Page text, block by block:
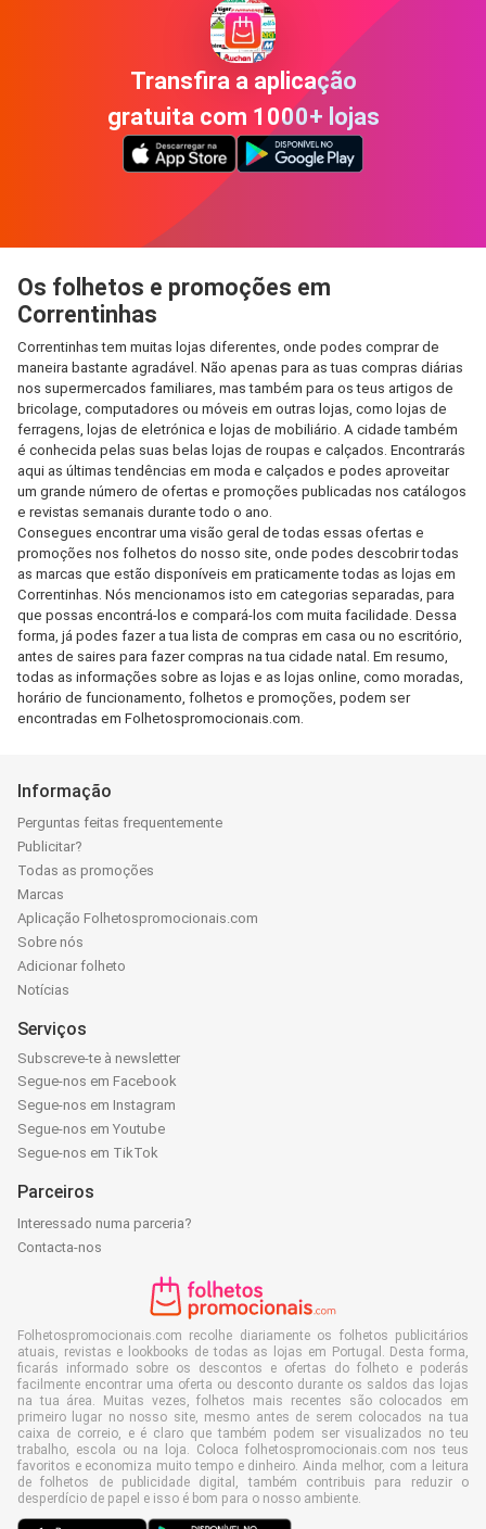
Transfira a aplicação
gratuita com 1000+ lojas
Os folhetos e promoções em
Correntinhas
Correntinhas tem muitas lojas diferentes, onde podes comprar de
maneira bastante agradável. Não apenas para as tuas compras diárias
nos supermercados familiares, mas também para os teus artigos de
bricolage, computadores ou móveis em outras lojas, como lojas de
ferragens, lojas de eletrónica e lojas de mobiliário. A cidade também
é conhecida pelas suas belas lojas de roupas e calçados. Encontrarás
aqui as últimas tendências em moda e calçados e podes aproveitar
um grande número de ofertas e promoções publicadas nos catálogos
e revistas semanais durante todo o ano.
Consegues encontrar uma visão geral de todas essas ofertas e
promoções nos folhetos do nosso site, onde podes descobrir todas
as marcas que estão disponíveis em praticamente todas as lojas em
Correntinhas. Nós mencionamos isto em categorias separadas, para
que possas encontrá-los e compará-los com muita facilidade. Dessa
forma, já podes fazer a tua lista de compras em casa ou no escritório,
antes de saires para fazer compras na tua cidade natal. Em resumo,
todas as informações sobre as lojas e as lojas online, como moradas,
horário de funcionamento, folhetos e promoções, podem ser
encontradas em Folhetospromocionais.com.
Informação
Perguntas feitas frequentemente
Publicitar?
Todas as promoções
Marcas
Aplicação Folhetospromocionais.com
Sobre nós
Adicionar folheto
Notícias
Serviços
Subscreve-te à newsletter
Segue-nos em Facebook
Segue-nos em Instagram
Segue-nos em Youtube
Segue-nos em TikTok
Parceiros
Interessado numa parceria?
Contacta-nos
Folhetospromocionais.com recolhe diariamente os folhetos publicitários
atuais, revistas e lookbooks de todas as lojas em Portugal. Desta forma,
ficarás informado sobre os descontos e ofertas do folheto e poderás
facilmente encontrar uma oferta ou desconto durante os saldos das lojas
na tua área. Muitas vezes, folhetos mais recentes são colocados em
primeiro lugar no nosso site, mesmo antes de serem colocados na tua
caixa de correio, e é claro que também podem ser visualizados no teu
trabalho, escola ou na loja. Coloca folhetospromocionais.com nos teus
favoritos e economiza muito tempo e dinheiro. Ainda melhor, com a leitura
de folhetos de publicidade digital, também contribuis para reduzir o
desperdício de papel e isso é bom para o nosso ambiente.